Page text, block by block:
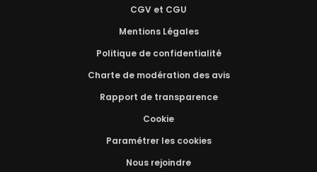
CGV et CGU
Mentions Légales
Politique de confidentialité
Charte de modération des avis
Rapport de transparence
Cookie
Paramétrer les cookies
Nous rejoindre